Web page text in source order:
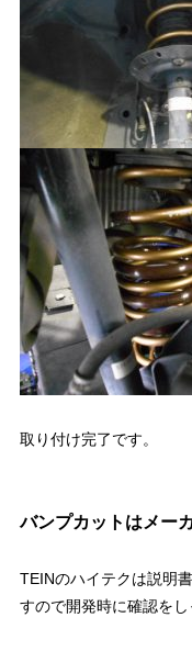
取り付け完了です。
バンプカットはメー
TEINのハイテクは説明
すので開発時に確認をし